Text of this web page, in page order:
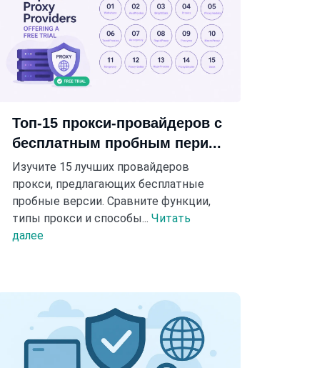
Топ-15 прокси-провайдеров с
бесплатным пробным пери...
Изучите 15 лучших провайдеров
прокси, предлагающих бесплатные
пробные версии. Сравните функции,
типы прокси и способы... Читать
далее